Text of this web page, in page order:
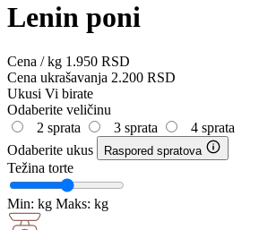
Lenin poni
Cena / kg 1.950 RSD
Cena ukrašavanja 2.200 RSD
Ukusi Vi birate
Odaberite veličinu
2 sprata
3 sprata
4 sprata
Odaberite ukus
Raspored spratova
Težina torte
Min: kg Maks: kg